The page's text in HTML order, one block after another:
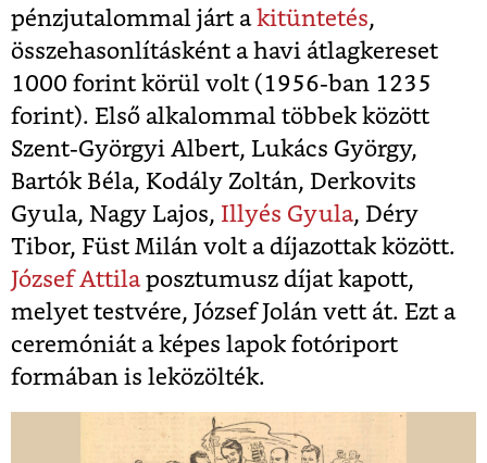
pénzjutalommal járt akitüntetés,
összehasonlításként a havi átlagkereset
1000 forint körül volt (1956-ban 1235
forint). Első alkalommal többek között
Szent-Györgyi Albert, Lukács György,
Bartók Béla, Kodály Zoltán, Derkovits
Gyula, Nagy Lajos, Illyés Gyula, Déry
Tibor, Füst Milán volt a díjazottak között.
József Attilaposztumusz díjat kapott,
melyet testvére, József Jolán vett át. Ezt a
ceremóniát a képes lapok fotóriport
formában is leközölték.